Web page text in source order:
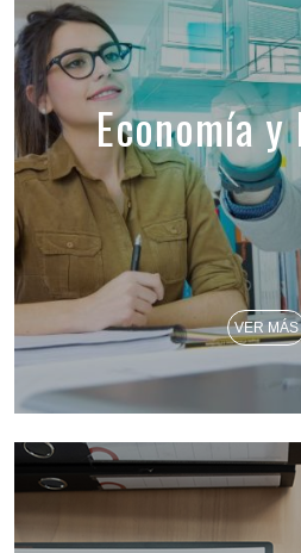
Economía y
VER MÁS